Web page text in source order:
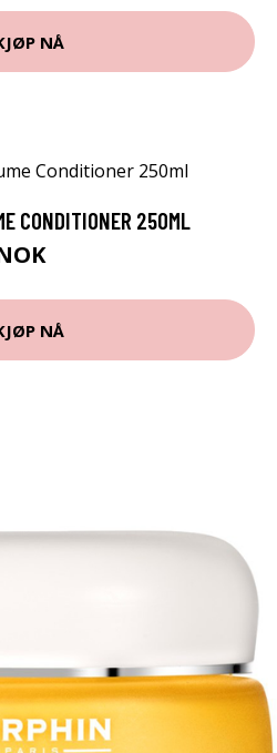
NÅ
CONDITIONER 250ML
NÅ